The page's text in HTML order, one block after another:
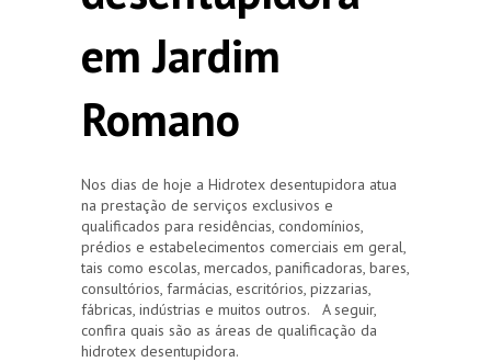
em Jardim
Romano
Nos dias de hoje a Hidrotex desentupidora atua
na prestação de serviços exclusivos e
qualificados para residências, condomínios,
prédios e estabelecimentos comerciais em geral,
tais como escolas, mercados, panificadoras, bares,
consultórios, farmácias, escritórios, pizzarias,
fábricas, indústrias e muitos outros. A seguir,
confira quais são as áreas de qualificação da
hidrotex desentupidora.